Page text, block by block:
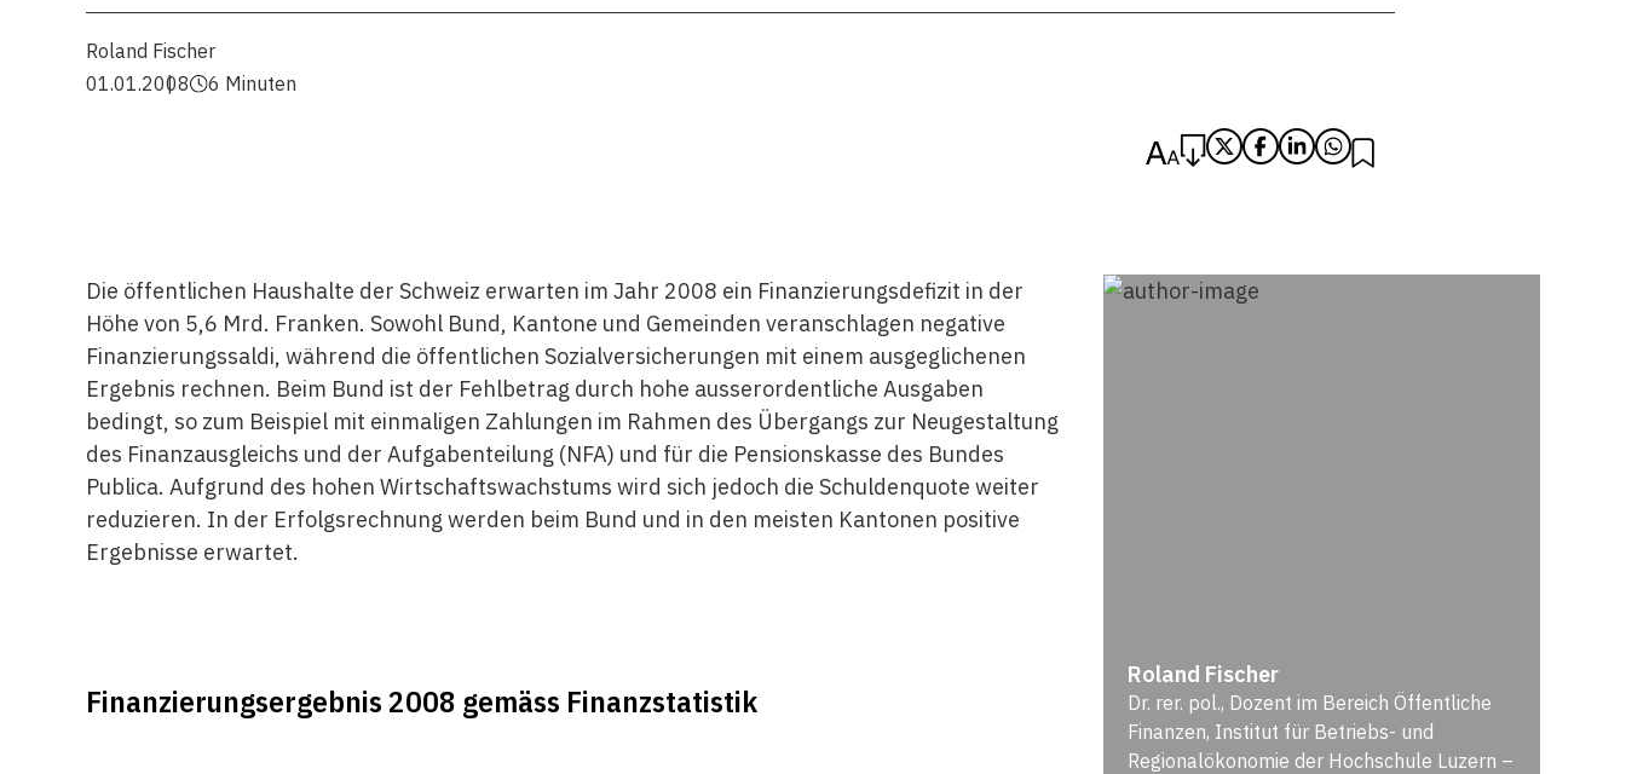
Roland Fischer
01.01.2008
6 Minuten
Die öffentlichen Haushalte der Schweiz erwarten im Jahr 2008 ein Finanzierungsdefizit in der
Höhe von 5,6 Mrd. Franken. Sowohl Bund, Kantone und Gemeinden veranschlagen negative
Finanzierungssaldi, während die öffentlichen Sozialversicherungen mit einem ausgeglichenen
Ergebnis rechnen. Beim Bund ist der Fehlbetrag durch hohe ausserordentliche Ausgaben
bedingt, so zum Beispiel mit einmaligen Zahlungen im Rahmen des Übergangs zur Neugestaltung
des Finanzausgleichs und der Aufgabenteilung (NFA) und für die Pensionskasse des Bundes
Publica. Aufgrund des hohen Wirtschaftswachstums wird sich jedoch die Schuldenquote weiter
reduzieren. In der Erfolgsrechnung werden beim Bund und in den meisten Kantonen positive
Ergebnisse erwartet.
Finanzierungsergebnis 2008 gemäss Finanzstatistik
Roland Fischer
Dr. rer. pol., Dozent im Bereich Öffentliche
Finanzen, Institut für Betriebs- und
Regionalökonomie der Hochschule Luzern –